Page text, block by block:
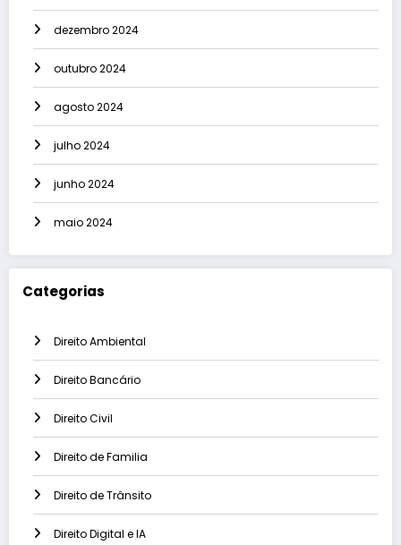
dezembro 2024
outubro 2024
agosto 2024
julho 2024
junho 2024
maio 2024
Categorias
Direito Ambiental
Direito Bancário
Direito Civil
Direito de Familia
Direito de Trânsito
Direito Digital e IA